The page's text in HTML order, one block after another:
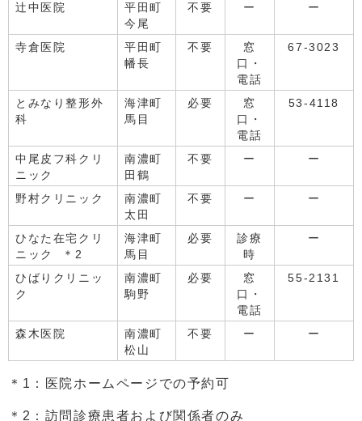
辻中医院
平田町
今尾
不要 ー ー
寺倉医院
平田町
幡長
不要
窓
口・
電話
67-3023
とみなり整形外
科
海津町
馬目
必要
窓
口・
電話
53-4118
中尾皮フ科クリ
ニック
南濃町
田鶴
不要 ー ー
野村クリニック
南濃町
太田
不要 ー ー
ひなた在宅クリ
ニック ＊2
海津町
馬目
必要
診療
時
ー
ひばりクリニッ
ク
南濃町
駒野
必要
窓
口・
電話
55-2131
森木医院
南濃町
松山
不要 ー ー
＊1：医院ホームページでの予約可
＊2：訪問診療患者および関係者のみ